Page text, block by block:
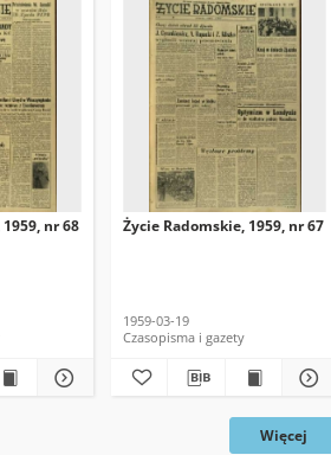
nr 68 Życie Radomskie, 1959, nr 67
1959-03-19
Czasopisma i gazety
Więcej